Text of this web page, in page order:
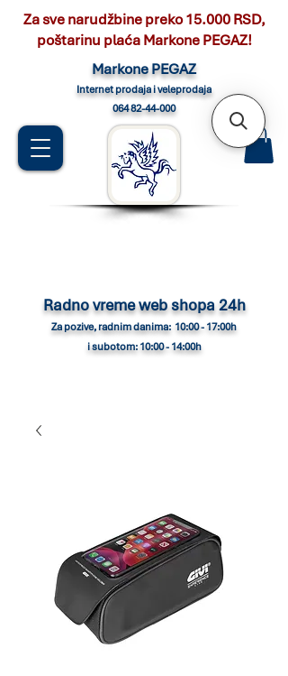
Markone PEGAZ
Internet prodaja i veleprodaja
064 82-44-000
Radno vreme web shopa 24h
Za pozive, radnim danima: 10:00 - 17:00h
i subotom: 10:00 - 14:00h
Za sve narudžbine preko 15.000 RSD,
poštarinu plaća Markone PEGAZ!